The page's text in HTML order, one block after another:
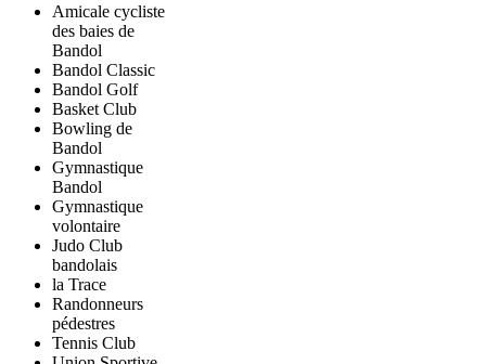
Amicale cycliste
des baies de
Bandol
Bandol Classic
Bandol Golf
Basket Club
Bowling de
Bandol
Gymnastique
Bandol
Gymnastique
volontaire
Judo Club
bandolais
la Trace
Randonneurs
pédestres
Tennis Club